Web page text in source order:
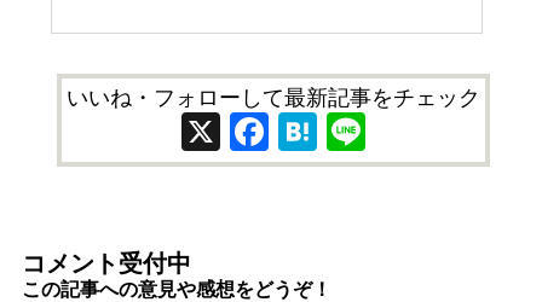
いいね・フォローして最新記事をチェック
X Facebook
Hatena
コメント受付中
この記事への意見や感想をどうぞ！